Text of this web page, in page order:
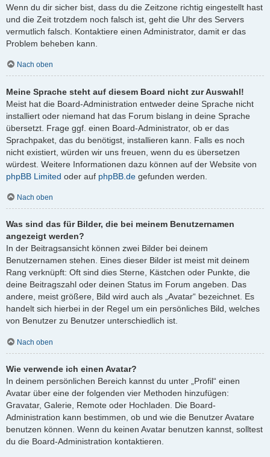
Wenn du dir sicher bist, dass du die Zeitzone richtig eingestellt hast
und die Zeit trotzdem noch falsch ist, geht die Uhr des Servers
vermutlich falsch. Kontaktiere einen Administrator, damit er das
Problem beheben kann.
Nach oben
Meine Sprache steht auf diesem Board nicht zur Auswahl!
Meist hat die Board-Administration entweder deine Sprache nicht
installiert oder niemand hat das Forum bislang in deine Sprache
übersetzt. Frage ggf. einen Board-Administrator, ob er das
Sprachpaket, das du benötigst, installieren kann. Falls es noch
nicht existiert, würden wir uns freuen, wenn du es übersetzen
würdest. Weitere Informationen dazu können auf der Website von
phpBB Limited oder auf phpBB.de gefunden werden.
Nach oben
Was sind das für Bilder, die bei meinem Benutzernamen
angezeigt werden?
In der Beitragsansicht können zwei Bilder bei deinem
Benutzernamen stehen. Eines dieser Bilder ist meist mit deinem
Rang verknüpft: Oft sind dies Sterne, Kästchen oder Punkte, die
deine Beitragszahl oder deinen Status im Forum angeben. Das
andere, meist größere, Bild wird auch als „Avatar“ bezeichnet. Es
handelt sich hierbei in der Regel um ein persönliches Bild, welches
von Benutzer zu Benutzer unterschiedlich ist.
Nach oben
Wie verwende ich einen Avatar?
In deinem persönlichen Bereich kannst du unter „Profil“ einen
Avatar über eine der folgenden vier Methoden hinzufügen:
Gravatar, Galerie, Remote oder Hochladen. Die Board-
Administration kann bestimmen, ob und wie die Benutzer Avatare
benutzen können. Wenn du keinen Avatar benutzen kannst, solltest
du die Board-Administration kontaktieren.